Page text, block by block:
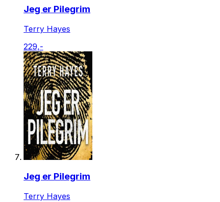
Jeg er Pilegrim
Terry Hayes
229,-
Jeg er Pilegrim
Terry Hayes